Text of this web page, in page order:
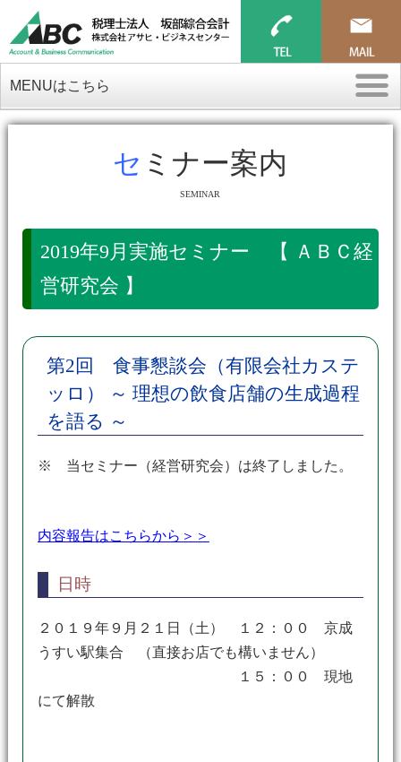
MENUはこちら
セミナー案内
SEMINAR
2019年9月実施セミナー 【 ＡＢＣ経
営研究会 】
第2回 食事懇談会（有限会社カステ
ッロ） ～ 理想の飲食店舗の生成過程
を語る ～
※ 当セミナー（経営研究会）は終了しました。
内容報告はこちらから＞＞
日時
２０１９年９月２１日（土） １２：００ 京成
うすい駅集合 （直接お店でも構いません）
１５：００ 現地
にて解散